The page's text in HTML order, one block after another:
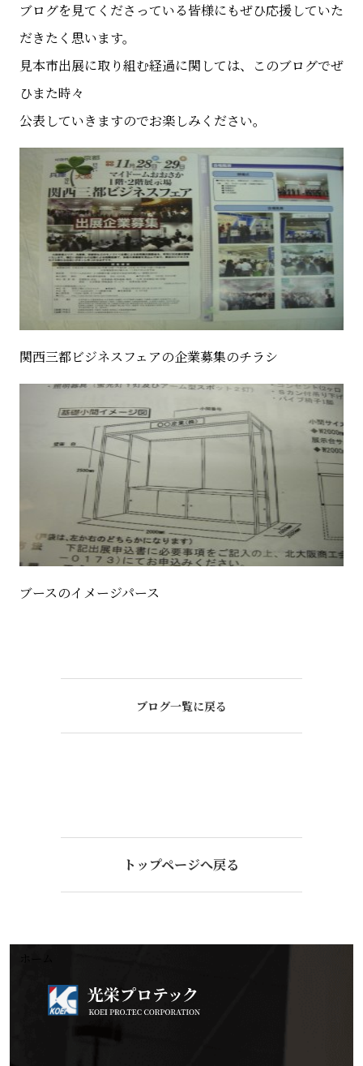
ブログを見てくださっている皆様にもぜひ応援していた
だきたく思います。
見本市出展に取り組む経過に関しては、このブログでぜ
ひまた時々
公表していきますのでお楽しみください。
関西三都ビジネスフェアの企業募集のチラシ
ブースのイメージパース
ブログ一覧に戻る
トップページへ戻る